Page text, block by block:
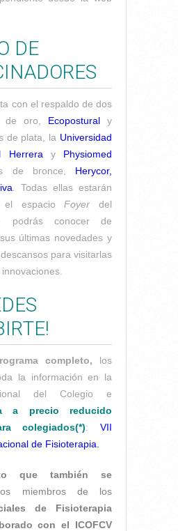
DE
con el respaldo de dos
de oro, Ecopostural y
de plata, la Universidad
Herrera y Physiomed
de bronce, Herycor,
. Todas ellas estarán
el espacioFoyer del
podrás conocer de
últimas novedades y
para visitarlas
completo, los
la información en la
del Colegio e
a precio reducido
colegiados(*):VII
de Fisioterapia.
que también se
miembros de los
de Fisioterapia
con el ICOFCV